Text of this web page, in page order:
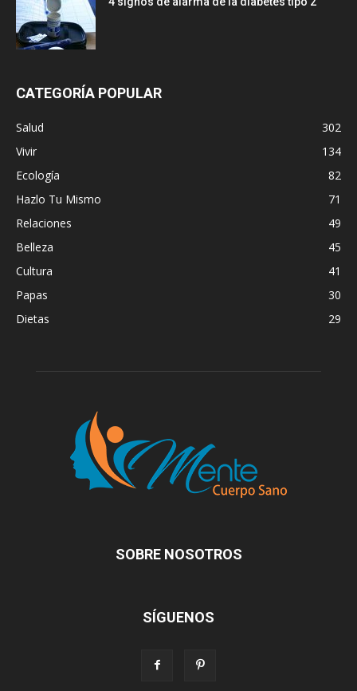
CATEGORÍA POPULAR
Salud
302
Vivir
134
Ecología
82
Hazlo Tu Mismo
71
Relaciones
49
Belleza
45
Cultura
41
Papas
30
Dietas
29
SOBRE NOSOTROS
SÍGUENOS